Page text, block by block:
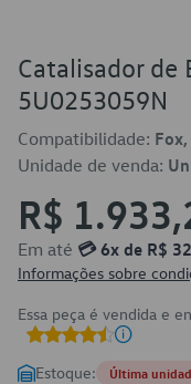
Catalisador de
5U0253059N
Compatibilidade:
Unidade de venda:
R$
Em até 💳 6x de R$
Informações sobre
Essa peça é vendida e
Estoque: Última